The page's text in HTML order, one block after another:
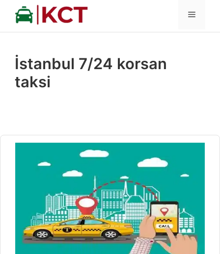
İçeriğe
MENÜ
İstanbul 7/24 korsan
taksi